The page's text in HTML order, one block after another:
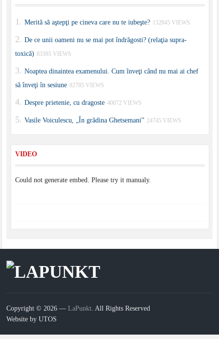
Merită să aştepţi pe cineva care nu te iubeşte? 132845 VIEWS
De ce unii oameni nu se mai pot îndrăgosti? (relaţia supra-
toxică) 83395 VIEWS
Noaptea dinaintea examenului. Cum înveţi când nu mai ai chef
să înveţi în sesiune 82785 VIEWS
Despre prietenie, cu dragoste 40072 VIEWS
Vasile Voiculescu, „În grădina Ghetsemani” 24745 VIEWS
VIDEO
Could not generate embed. Please try it manualy.
Copyright © 2026 —LaPunkt . All Rights Reserved
Website by UTOS